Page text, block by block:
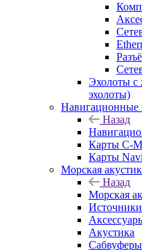
Эхолоты
эхолоты)
Навигационные
Назад
Карты C-
Карты
Морская
Назад
Морская
Акустика
Сабвуферы